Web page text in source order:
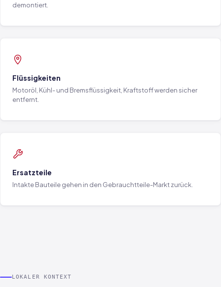
demontiert.
Flüssigkeiten
Motoröl, Kühl- und Bremsflüssigkeit, Kraftstoff werden sicher
entfernt.
Ersatzteile
Intakte Bauteile gehen in den Gebrauchtteile-Markt zurück.
LOKALER KONTEXT